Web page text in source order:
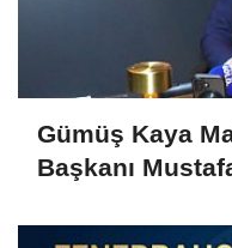
Gümüş Kaya
Başkanı